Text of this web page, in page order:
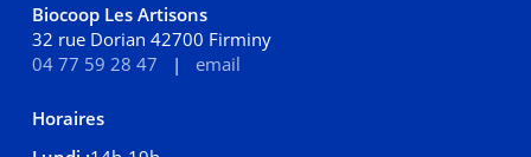
Biocoop Les Artisons
32 rue Dorian 42700 Firminy
04 77 59 28 47 | email
Horaires